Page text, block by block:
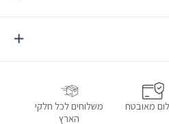
מאובטח
משלוחים לכל חלקי
הארץ